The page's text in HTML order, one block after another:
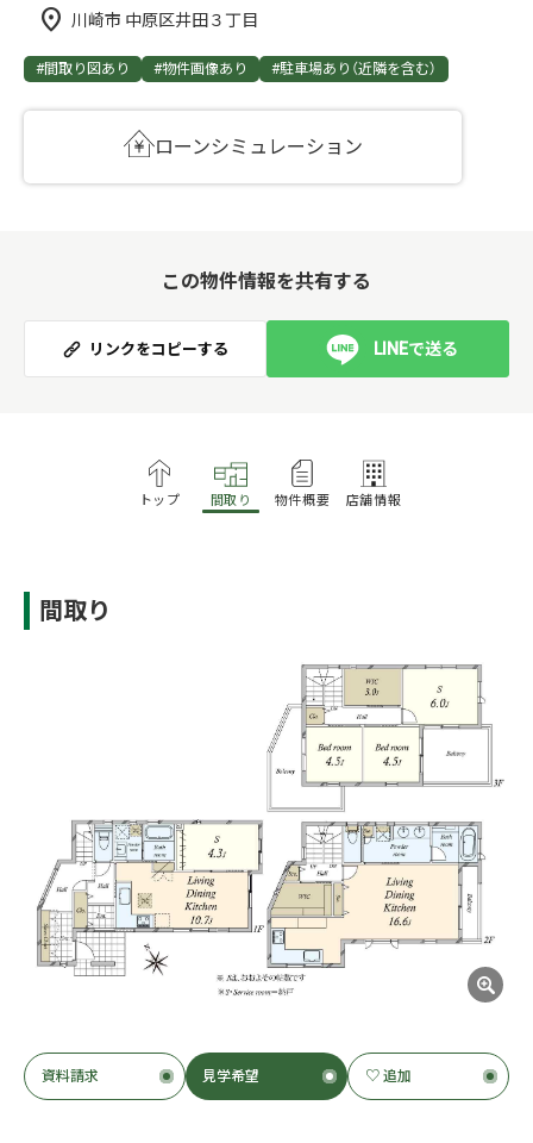
川崎市 中原区井田３丁目
#間取り図あり #物件画像あり #駐車場あり（近隣を含む）
ローンシミュレーション
この物件情報を共有する
リンクをコピーする LINEで送る
トップ 間取り 物件概要 店舗情報
間取り
資料請求 見学希望 ♡ 追加